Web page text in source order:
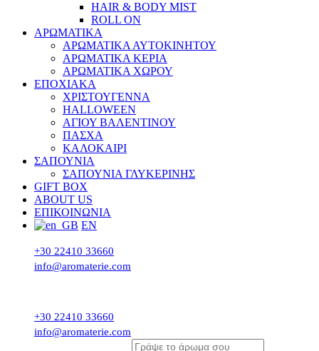
HAIR & BODY MIST
ROLL ON
ΑΡΩΜΑΤΙΚΑ
ΑΡΩΜΑΤΙΚΑ ΑΥΤΟΚΙΝΗΤΟΥ
ΑΡΩΜΑΤΙΚΑ ΚΕΡΙΑ
ΑΡΩΜΑΤΙΚΑ ΧΩΡΟΥ
ΕΠΟΧΙΑΚΑ
ΧΡΙΣΤΟΥΓΕΝΝΑ
HALLOWEEN
ΑΓΙΟΥ ΒΑΛΕΝΤΙΝΟΥ
ΠΑΣΧΑ
ΚΑΛΟΚΑΙΡΙ
ΣΑΠΟΥΝΙΑ
ΣΑΠΟΥΝΙΑ ΓΛΥΚΕΡΙΝΗΣ
GIFT BOX
ABOUT US
ΕΠΙΚΟΙΝΩΝΙΑ
EN
+30 22410 33660
info@aromaterie.com
+30 22410 33660
info@aromaterie.com